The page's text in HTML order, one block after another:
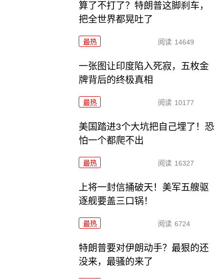
算了不打了？特朗普这脚刹车，
把全世界都晃吐了
最热 阅读 14649
一张图让印度陷入死寂，五枚金
牌背后的终极真相
最热 阅读 10177
美国踏进3个大坑把自己埋了！恐
怕一个都爬不出
最热 阅读 16327
上将一封信捅破天！美军五艘驱
逐舰要盖三口锅！
最热 阅读 6724
特朗普要对伊朗动手？最狠的还
没来，最骚的来了